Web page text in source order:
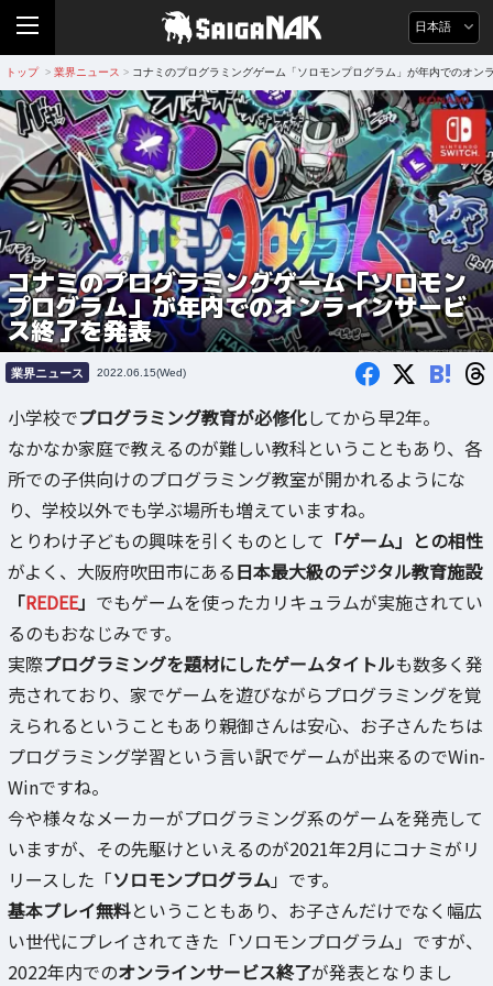
日本語
トップ > 業界ニュース > コナミのプログラミングゲーム「ソロモンプログラム」が年内でのオン
コナミのプログラミングゲーム「ソロモン
プログラム」が年内でのオンラインサービ
ス終了を発表
業界ニュース 2022.06.15(Wed) B!
小学校でプログラミング教育が必修化してから早2年。
なかなか家庭で教えるのが難しい教科ということもあり、各
所での子供向けのプログラミング教室が開かれるようにな
り、学校以外でも学ぶ場所も増えていますね。
とりわけ子どもの興味を引くものとして 「ゲーム」との相性
がよく、大阪府吹田市にある日本最大級のデジタル教育施設
「REDEE」 でもゲームを使ったカリキュラムが実施されてい
るのもおなじみです。
実際プログラミングを題材にしたゲームタイトルも数多く発
売されており、家でゲームを遊びながらプログラミングを覚
えられるということもあり親御さんは安心、お子さんたちは
プログラミング学習という言い訳でゲームが出来るのでWin-
Winですね。
今や様々なメーカーがプログラミング系のゲームを発売して
いますが、その先駆けといえるのが2021年2月にコナミがリ
リースした「ソロモンプログラム」です。
基本プレイ無料ということもあり、お子さんだけでなく幅広
い世代にプレイされてきた「ソロモンプログラム」ですが、
2022年内でのオンラインサービス終了が発表となりまし